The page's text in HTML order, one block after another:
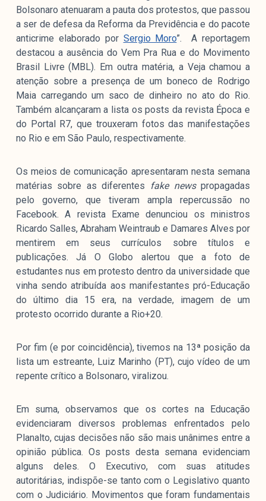
Bolsonaro atenuaram a pauta dos protestos, que passou
a ser de defesa da Reforma da Previdência e do pacote
anticrime elaborado por Sergio Moro”. A reportagem
destacou a ausência do Vem Pra Rua e do Movimento
Brasil Livre (MBL). Em outra matéria, a Veja chamou a
atenção sobre a presença de um boneco de Rodrigo
Maia carregando um saco de dinheiro no ato do Rio.
Também alcançaram a lista os posts da revista Época e
do Portal R7, que trouxeram fotos das manifestações
no Rio e em São Paulo, respectivamente.
Os meios de comunicação apresentaram nesta semana
matérias sobre as diferentes fake newspropagadas
pelo governo, que tiveram ampla repercussão no
Facebook. A revista Exame denunciou os ministros
Ricardo Salles, Abraham Weintraub e Damares Alves por
mentirem em seus currículos sobre títulos e
publicações. Já O Globo alertou que a foto de
estudantes nus em protesto dentro da universidade que
vinha sendo atribuída aos manifestantes pró-Educação
do último dia 15 era, na verdade, imagem de um
protesto ocorrido durante a Rio+20.
Por fim (e por coincidência), tivemos na 13ª posição da
lista um estreante, Luiz Marinho (PT), cujo vídeo de um
repente crítico a Bolsonaro, viralizou.
Em suma, observamos que os cortes na Educação
evidenciaram diversos problemas enfrentados pelo
Planalto, cujas decisões não são mais unânimes entre a
opinião pública. Os posts desta semana evidenciam
alguns deles. O Executivo, com suas atitudes
autoritárias, indispõe-se tanto com o Legislativo quanto
com o Judiciário. Movimentos que foram fundamentais